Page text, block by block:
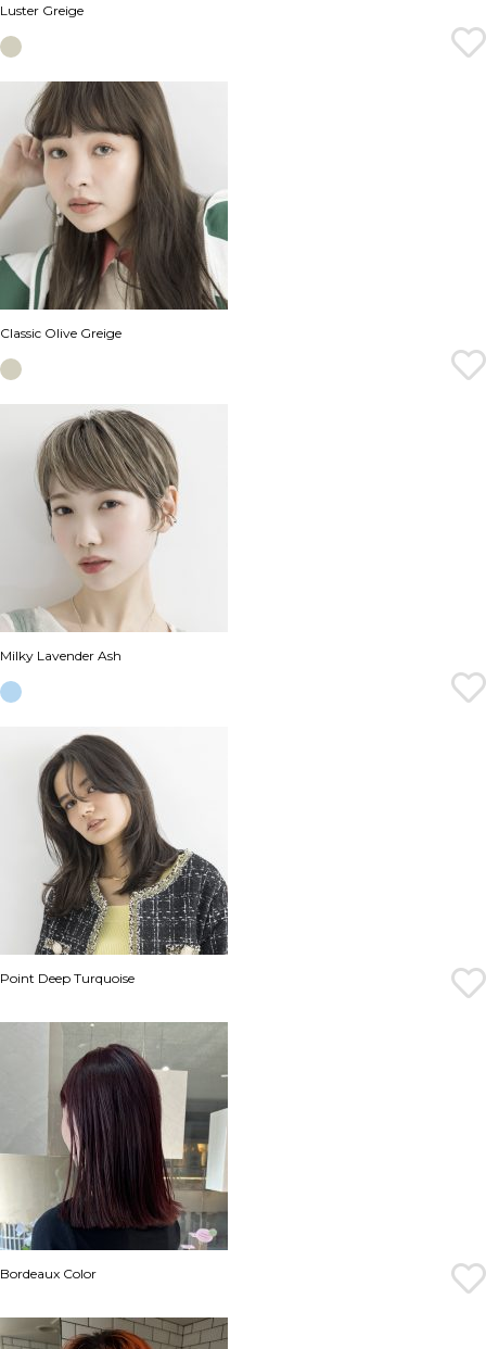
Luster Greige
Classic Olive Greige
Milky Lavender Ash
Point Deep Turquoise
Bordeaux Color